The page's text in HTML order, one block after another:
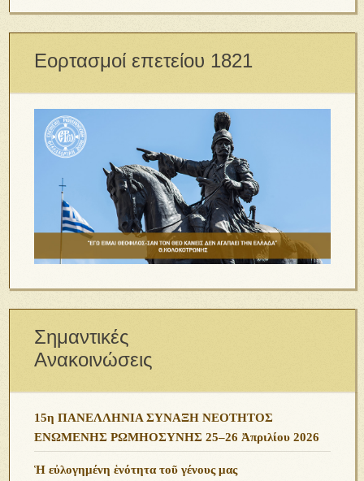
Εορτασμοί επετείου 1821
Σημαντικές
Ανακοινώσεις
15η ΠΑΝΕΛΛΗΝΙΑ ΣΥΝΑΞΗ ΝΕΟΤΗΤΟΣ
ΕΝΩΜΕΝΗΣ ΡΩΜΗΟΣΥΝΗΣ 25–26 Ἀπριλίου 2026
Ἡ εὐλογημένη ἑνότητα τοῦ γένους μας